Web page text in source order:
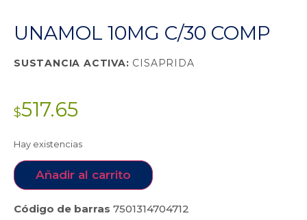
UNAMOL 10MG C/30 COMP
SUSTANCIA ACTIVA: CISAPRIDA
$517.65
Hay existencias
Añadir al carrito
Código de barras 7501314704712